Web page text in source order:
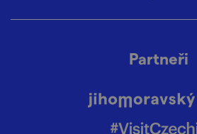
Partneři